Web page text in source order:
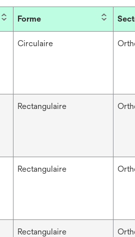
Forme
Circulaire
Rectangulaire
Rectangulaire
Rectangulaire